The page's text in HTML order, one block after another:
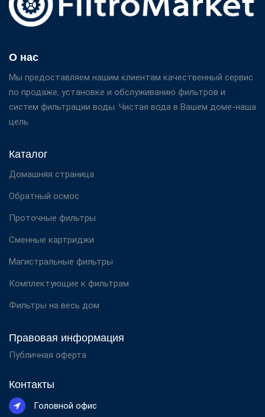
О нас
Мы предоставляем нашим клиентам качественный сервис
по продаже, установке и обслуживанию фильтров и
систем фильтрации воды. Чистая вода в Вашем доме-наша
цель.
Каталог
Домашняя страница
Обратный осмос
Проточные фильтры
Сменные картриджи
Магистральные фильтры
Комплектующие к фильтрам
Фильтры на весь дом
Правовая информация
Публичная оферта
Контакты
Головной офис